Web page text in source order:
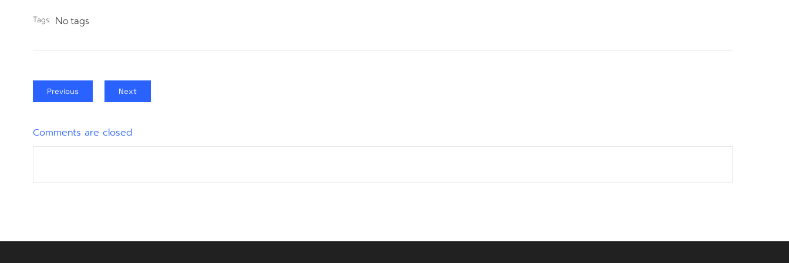
Tags: No tags
Previous Next
Comments are closed